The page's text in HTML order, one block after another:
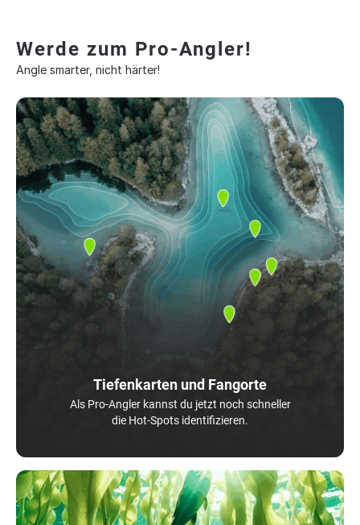
Werde zum Pro-Angler!
Angle smarter, nicht härter!
Tiefenkarten und Fangorte
Als Pro-Angler kannst du jetzt noch schneller
die Hot-Spots identifizieren.